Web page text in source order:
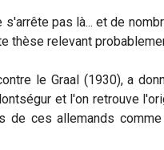
pas là... et de
thèse relevant
le Graal (1930), a
et l'on retrouve
ces allemands